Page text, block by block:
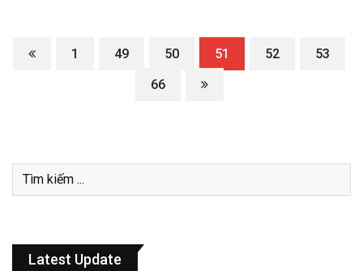
1 49 50 51 52
53
66
Latest Update